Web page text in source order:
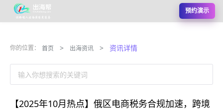
预约演示
你的位置： 首页 > 出海资讯 > 资讯详情
输入你想搜索的关键词
【2025年10月热点】俄区电商税务合规加速，跨境